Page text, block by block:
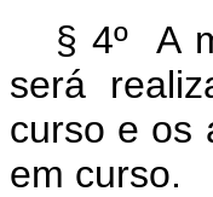
§ 4º A
será
curso e os
em curso.